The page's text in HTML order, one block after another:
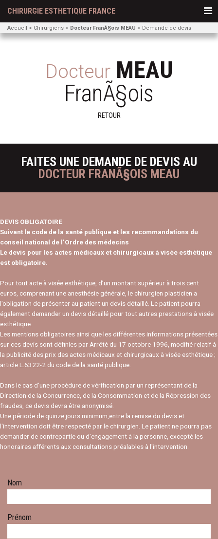
CHIRURGIE ESTHETIQUE FRANCE
Accueil Chirurgiens Docteur FranÃ§ois MEAU Demande de devis
Docteur MEAU
FranÃ§ois
RETOUR
FAITES UNE DEMANDE DE DEVIS AU
DOCTEUR FRANÃ§OIS MEAU
DEVIS OBLIGATOIRE
Suivant le code de la santé publique et les recommandations du
conseil national de l’Ordre des médecins
Le devis pour les actes médicaux et chirurgicaux à visée esthétique
est obligatoire.
Pour tout acte à visée esthétique, d’un montant supérieur à trois cent
euros, comprenant une anesthésie générale, le chirurgien plasticien a
l’obligation de présenter au patient un devis détaillé. Le patient pourra
également demander un devis détaillé pour tout autres prestations à visée
esthétique.
Les mentions obligatoires ainsi que les différentes informations présentées
sur ces devis sont définies par Arrêté du 17 octobre 1996, modifié relatif à
la publicité des prix des actes médicaux et chirurgicaux à visée esthétique ;
article L.6322-2 du code de la santé publique.
Dans le cas d’une procédure de vérification par un représentant de la
Direction de la Concurrence, de la Consommation et de la Répression des
fraudes, ce devis devra être anonymisé.
Une période de quinze jours minimum,entre la remise du devis et
l'intervention doit être respecté par le chirurgien. Le patient ne pourra pas
demander de contrepartie ou d’engagement à la personne, excepté les
honoraires afférents aux consultations préalables à l'intervention.
Nom
Prénom